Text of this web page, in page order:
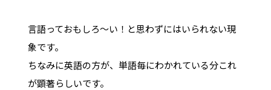
言語っておもしろ～い！と思わずにはいられない現
象です。
ちなみに英語の方が、単語毎にわかれている分これ
が顕著らしいです。